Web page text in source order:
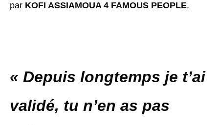
par KOFI ASSIAMOUA 4 FAMOUS PEOPLE.
« Depuis longtemps je t’ai
validé, tu n’en as pas